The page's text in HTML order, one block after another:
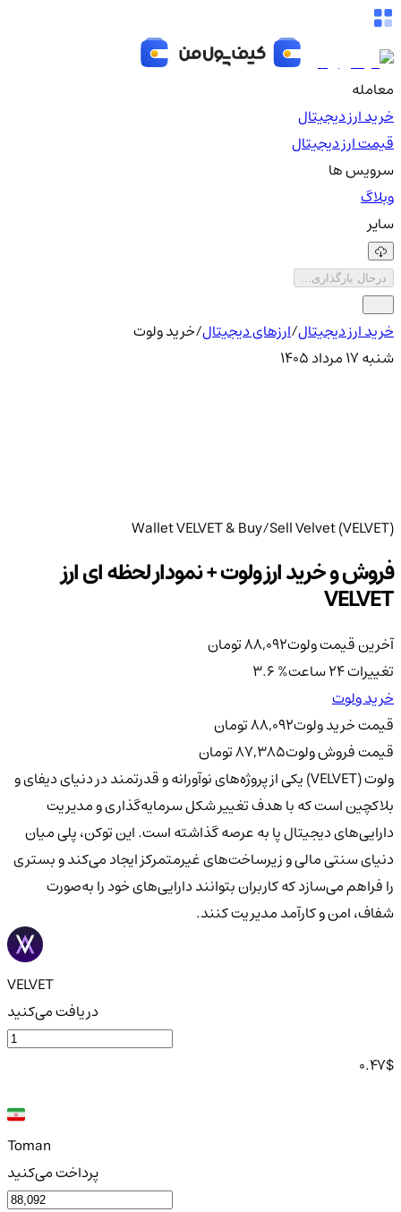
معامله
خرید ارز دیجیتال
قیمت ارز دیجیتال
سرویس ها
وبلاگ
سایر
درحال بارگذاری...
خرید ارز دیجیتال/ارزهای دیجیتال/خرید ولوت
شنبه ۱۷ مرداد ۱۴۰۵
Wallet VELVET & Buy/Sell Velvet (VELVET)
فروش و خرید ارز ولوت + نمودار لحظه ای ارز
VELVET
آخرین قیمت ولوت88,092تومان
تغییرات 24 ساعت
3.6%
خرید ولوت
قیمت خرید ولوت88,092تومان
قیمت فروش ولوت87,385تومان
ولوت (VELVET) یکی از پروژه‌های نوآورانه و قدرتمند در دنیای دیفای و
بلاکچین است که با هدف تغییر شکل سرمایه‌گذاری و مدیریت
دارایی‌های دیجیتال پا به عرصه گذاشته است. این توکن، پلی میان
دنیای سنتی مالی و زیرساخت‌های غیرمتمرکز ایجاد می‌کند و بستری
را فراهم می‌سازد که کاربران بتوانند دارایی‌های خود را به‌صورت
شفاف، امن و کارآمد مدیریت کنند.
VELVET
دریافت می‌کنید
0.47$
Toman
پرداخت می‌کنید